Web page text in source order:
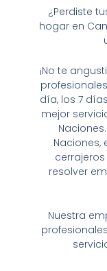
¿Perdiste
hogar en
¡No te
día, los 7
mejor
Naciones,
resolver
Nuestra